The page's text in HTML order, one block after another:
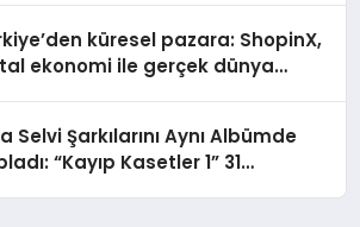
küresel pazara: ShopinX,
ekonomi ile gerçek dünya
Selvi Şarkılarını Aynı Albümde
“Kayıp Kasetler 1” 31